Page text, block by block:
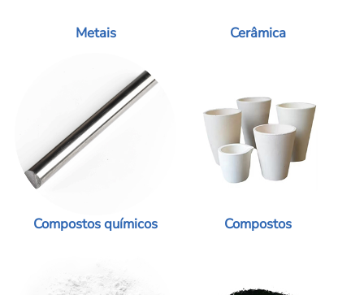
Metais Cerâmica
Compostos químicos Compostos